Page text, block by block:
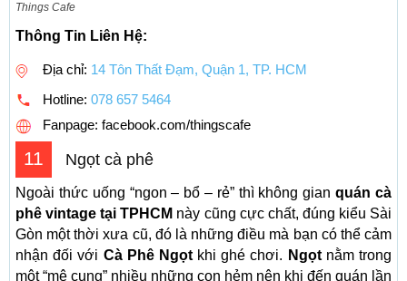
Things Cafe
Thông Tin Liên Hệ:
Địa chỉ: 14 Tôn Thất Đạm, Quận 1, TP. HCM
Hotline: 078 657 5464
Fanpage: facebook.com/thingscafe
11 Ngọt cà phê
Ngoài thức uống “ngon – bổ – rẻ” thì không gianquán cà
phê vintage tại TPHCM này cũng cực chất, đúng kiểu Sài
Gòn một thời xưa cũ, đó là những điều mà bạn có thể cảm
nhận đối với Cà Phê Ngọt khi ghé chơi. Ngọt nằm trong
một “mê cung” nhiều những con hẻm nên khi đến quán lần